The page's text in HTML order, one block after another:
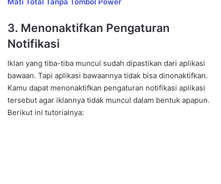
3. Menonaktifkan Pengaturan
Notifikasi
Iklan yang tiba-tiba muncul sudah dipastikan dari aplikasi
bawaan. Tapi aplikasi bawaannya tidak bisa dinonaktifkan.
Kamu dapat menonaktifkan pengaturan notifikasi aplikasi
tersebut agar iklannya tidak muncul dalam bentuk apapun.
Berikut ini tutorialnya: